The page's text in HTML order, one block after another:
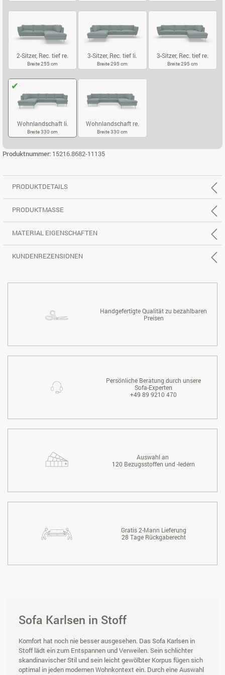
2-Sitzer, Rec. tief re.
Breite 255 cm
3-Sitzer, Rec. tief li.
Breite 295 cm
3-Sitzer, Rec. tief re.
Breite 295 cm
Wohnlandschaft li.
Breite 330 cm
Wohnlandschaft re.
Breite 330 cm
Produktnummer: 15216.8682-11135
PRODUKTDETAILS
PRODUKTMASSE
MATERIAL EIGENSCHAFTEN
KUNDENREZENSIONEN
Handgefertigte Qualität zu bezahlbaren
Preisen
Persönliche Beratung durch unsere
Sofa-Experten
+49 89 9210 470
Auswahl an
120 Bezugsstoffen und -ledern
Gratis 2-Mann Lieferung
28 Tage Rückgaberecht
Sofa Karlsen in Stoff
Komfort hat noch nie besser ausgesehen. Das Sofa Karlsen in
Stoff lädt ein zum Entspannen und Verweilen. Sein schlichter
skandinavischer Stil und sein leicht gewölbter Korpus fügen sich
optimal in jeden modernen Wohnkontext ein. Durch eine Auswahl